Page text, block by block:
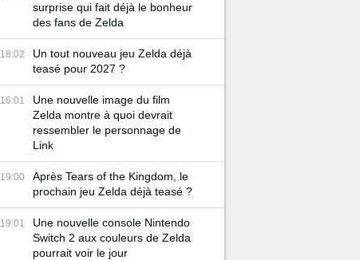
surprise qui fait déjà le bonheur
des fans de Zelda
18:02
Un tout nouveau jeu Zelda déjà
teasé pour 2027 ?
16:01
Une nouvelle image du film
Zelda montre à quoi devrait
ressembler le personnage de
Link
19:00
Après Tears of the Kingdom, le
prochain jeu Zelda déjà teasé ?
19:01
Une nouvelle console Nintendo
Switch 2 aux couleurs de Zelda
pourrait voir le jour